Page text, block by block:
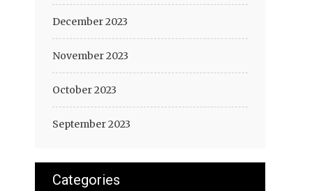
December 2023
November 2023
October 2023
September 2023
Categories